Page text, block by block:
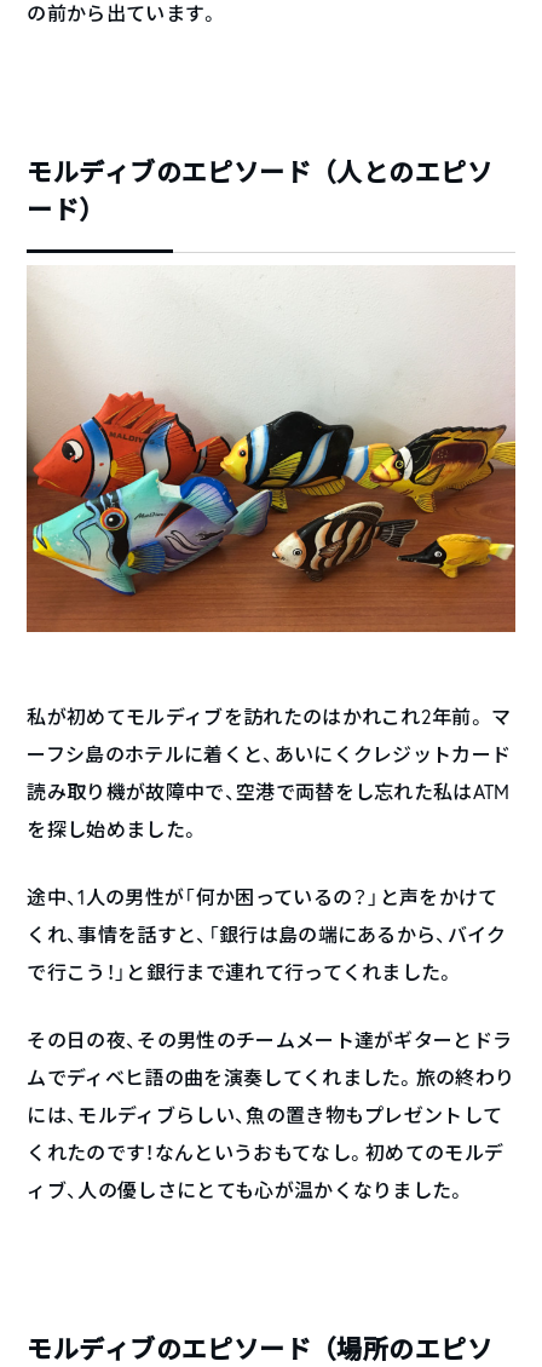
の前から出ています。
モルディブのエピソード（人とのエピソ
ード）
私が初めてモルディブを訪れたのはかれこれ2年前。 マ
ーフシ島のホテルに着くと、あいにくクレジットカード
読み取り機が故障中で、空港で両替をし忘れた私はATM
を探し始めました。
途中、1人の男性が「何か困っているの？」と声をかけて
くれ、事情を話すと、「銀行は島の端にあるから、バイク
で行こう！」と銀行まで連れて行ってくれました。
その日の夜、その男性のチームメート達がギターとドラ
ムでディベヒ語の曲を演奏してくれました。旅の終わり
には、モルディブらしい、魚の置き物もプレゼントして
くれたのです！なんというおもてなし。初めてのモルデ
ィブ、人の優しさにとても心が温かくなりました。
モルディブのエピソード（場所のエピソ